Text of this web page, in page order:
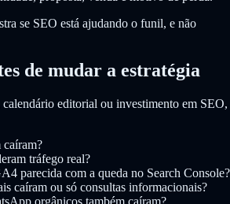
se SEO está ajudando o funil, e não
de mudar a estratégia
calendário editorial ou investimento em SEO,
caíram?
tráfego real?
parecida com a queda no Search Console?
caíram ou só consultas informacionais?